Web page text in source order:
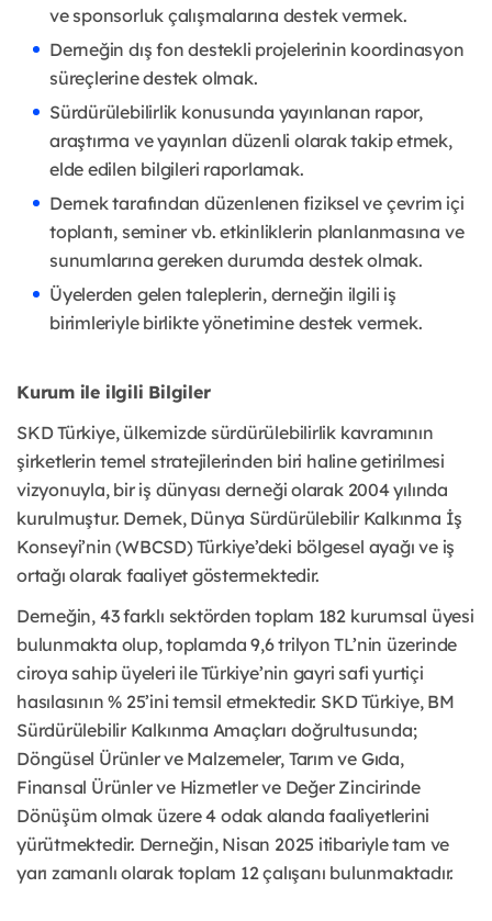
ve sponsorluk çalışmalarına destek vermek.
Derneğin dış fon destekli projelerinin koordinasyon
süreçlerine destek olmak.
Sürdürülebilirlik konusunda yayınlanan rapor,
araştırma ve yayınları düzenli olarak takip etmek,
elde edilen bilgileri raporlamak.
Dernek tarafından düzenlenen fiziksel ve çevrim içi
toplantı, seminer vb. etkinliklerin planlanmasına ve
sunumlarına gereken durumda destek olmak.
Üyelerden gelen taleplerin, derneğin ilgili iş
birimleriyle birlikte yönetimine destek vermek.
Kurum ile ilgili Bilgiler
SKD Türkiye, ülkemizde sürdürülebilirlik kavramının
şirketlerin temel stratejilerinden biri haline getirilmesi
vizyonuyla, bir iş dünyası derneği olarak 2004 yılında
kurulmuştur. Dernek, Dünya Sürdürülebilir Kalkınma İş
Konseyi’nin (WBCSD) Türkiye’deki bölgesel ayağı ve iş
ortağı olarak faaliyet göstermektedir.
Derneğin, 43 farklı sektörden toplam 182 kurumsal üyesi
bulunmakta olup, toplamda 9,6 trilyon TL’nin üzerinde
ciroya sahip üyeleri ile Türkiye’nin gayri safi yurtiçi
hasılasının % 25’ini temsil etmektedir. SKD Türkiye, BM
Sürdürülebilir Kalkınma Amaçları doğrultusunda;
Döngüsel Ürünler ve Malzemeler, Tarım ve Gıda,
Finansal Ürünler ve Hizmetler ve Değer Zincirinde
Dönüşüm olmak üzere 4 odak alanda faaliyetlerini
yürütmektedir. Derneğin, Nisan 2025 itibariyle tam ve
yarı zamanlı olarak toplam 12 çalışanı bulunmaktadır.